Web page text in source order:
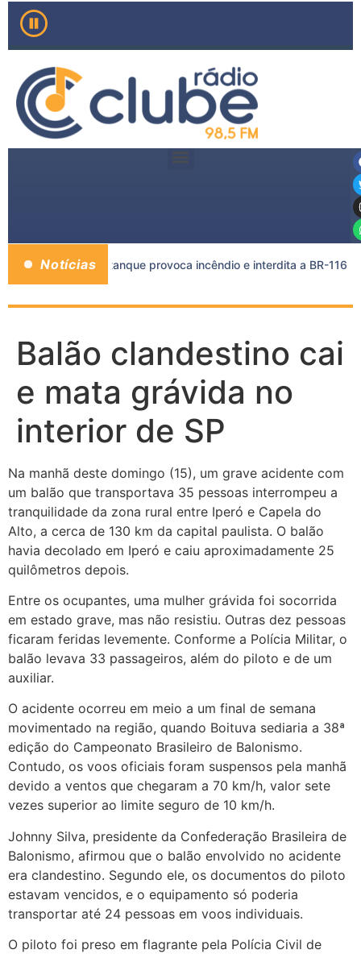
Notícias
e caminhão-tanque provoca incêndio e interdita a BR-116
Balão clandestino cai
e mata grávida no
interior de SP
Na manhã deste domingo (15), um grave acidente com
um balão que transportava 35 pessoas interrompeu a
tranquilidade da zona rural entre Iperó e Capela do
Alto, a cerca de 130 km da capital paulista. O balão
havia decolado em Iperó e caiu aproximadamente 25
quilômetros depois.
Entre os ocupantes, uma mulher grávida foi socorrida
em estado grave, mas não resistiu. Outras dez pessoas
ficaram feridas levemente. Conforme a Polícia Militar, o
balão levava 33 passageiros, além do piloto e de um
auxiliar.
O acidente ocorreu em meio a um final de semana
movimentado na região, quando Boituva sediaria a 38ª
edição do Campeonato Brasileiro de Balonismo.
Contudo, os voos oficiais foram suspensos pela manhã
devido a ventos que chegaram a 70 km/h, valor sete
vezes superior ao limite seguro de 10 km/h.
Johnny Silva, presidente da Confederação Brasileira de
Balonismo, afirmou que o balão envolvido no acidente
era clandestino. Segundo ele, os documentos do piloto
estavam vencidos, e o equipamento só poderia
transportar até 24 pessoas em voos individuais.
O piloto foi preso em flagrante pela Polícia Civil de